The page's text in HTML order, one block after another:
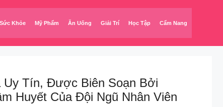
Sức Khỏe Mỹ Phẩm Ăn Uống Giải Trí Học Tập Cẩm Nang
Uy Tín, Được Biên Soạn Bởi
Huyết Của Đội Ngũ Nhân Viên